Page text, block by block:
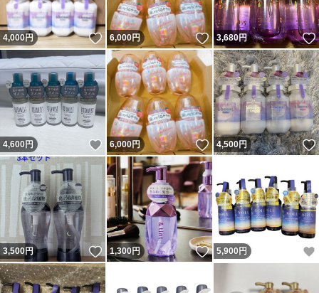
4,000円 いいね！
6,000円 いいね！
3,680円
4,600円 いいね！
6,000円 いいね！
4,500円
3,500円 いいね！
1,300円 いいね！
5,900 円